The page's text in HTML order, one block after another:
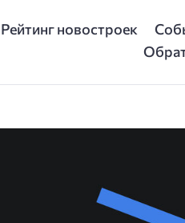
Рейтинг новостроек